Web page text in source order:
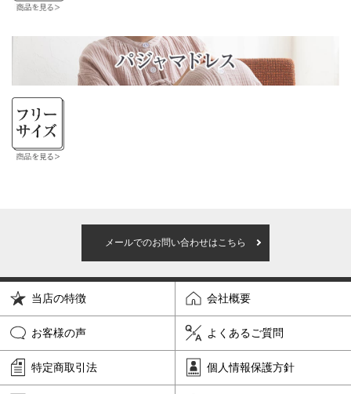
メールでのお問い合わせはこちら
当店の特徴 会社概要
お客様の声 よくあるご質問
特定商取引法 個人情報保護方針